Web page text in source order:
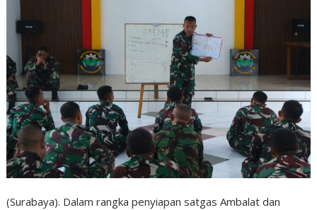
(Surabaya). Dalam rangka penyiapan satgas Ambalat dan